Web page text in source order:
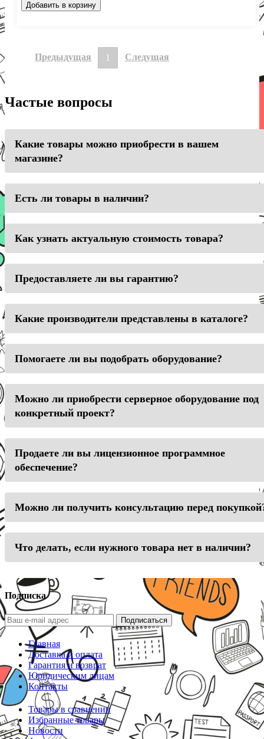
Добавить в корзину
Предыдущая 1 Следущая
Частые вопросы
Какие товары можно приобрести в вашем
магазине?
Есть ли товары в наличии?
Как узнать актуальную стоимость товара?
Предоставляете ли вы гарантию?
Какие производители представлены в каталоге?
Помогаете ли вы подобрать оборудование?
Можно ли приобрести серверное оборудование под
конкретный проект?
Продаете ли вы лицензионное программное
обеспечение?
Можно ли получить консультацию перед
Что делать, если нужного товара нет в наличии?
Подписка
Подписаться
Главная
Доставка и оплата
Гарантия и возврат
Юридическим лицам
Контакты
Товары в сравнении
Избранные товары
Новости